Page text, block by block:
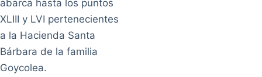
abarca hasta los puntos
XLIII y LVI pertenecientes
a la Hacienda Santa
Bárbara de la familia
Goycolea.